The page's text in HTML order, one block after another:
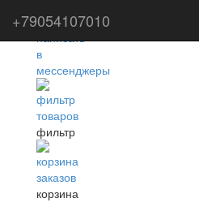
фильтр
корзина
+79054107010